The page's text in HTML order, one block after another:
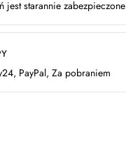
jest starannie zabezpieczone
PayPal, Za pobraniem